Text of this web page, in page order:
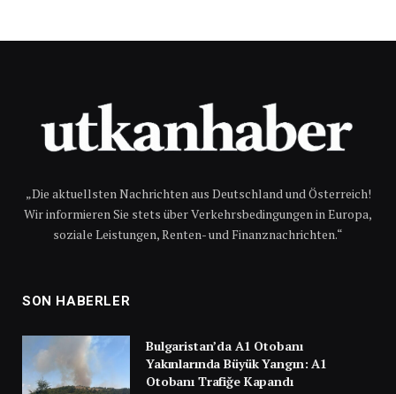
„Die aktuellsten Nachrichten aus Deutschland und Österreich!
Wir informieren Sie stets über Verkehrsbedingungen in Europa,
soziale Leistungen, Renten- und Finanznachrichten.“
SON HABERLER
Bulgaristan’da A1 Otobanı
Yakınlarında Büyük Yangın: A1
Otobanı Trafiğe Kapandı